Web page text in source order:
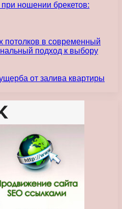
ношении брекетов:
потолков в современный
подход к выбору
от залива квартиры